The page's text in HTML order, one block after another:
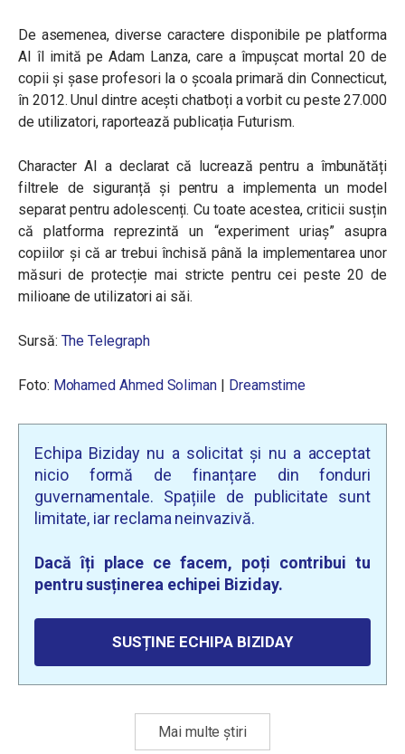
De asemenea, diverse caractere disponibile pe platforma
AI îl imită pe Adam Lanza, care a împușcat mortal 20 de
copii și șase profesori la o școala primară din Connecticut,
în 2012. Unul dintre acești chatboți a vorbit cu peste 27.000
de utilizatori, raportează publicația Futurism.
Character AI a declarat că lucrează pentru a îmbunătăți
filtrele de siguranță și pentru a implementa un model
separat pentru adolescenți. Cu toate acestea, criticii susțin
că platforma reprezintă un “experiment uriaș” asupra
copiilor și că ar trebui închisă până la implementarea unor
măsuri de protecție mai stricte pentru cei peste 20 de
milioane de utilizatori ai săi.
Sursă: The Telegraph
Foto: Mohamed Ahmed Soliman | Dreamstime
Echipa Biziday nu a solicitat și nu a acceptat
nicio formă de finanțare din fonduri
guvernamentale. Spațiile de publicitate sunt
limitate, iar reclama neinvazivă.
Dacă îți place ce facem, poți contribui tu
pentru susținerea echipei Biziday.
SUSȚINE ECHIPA BIZIDAY
Mai multe știri